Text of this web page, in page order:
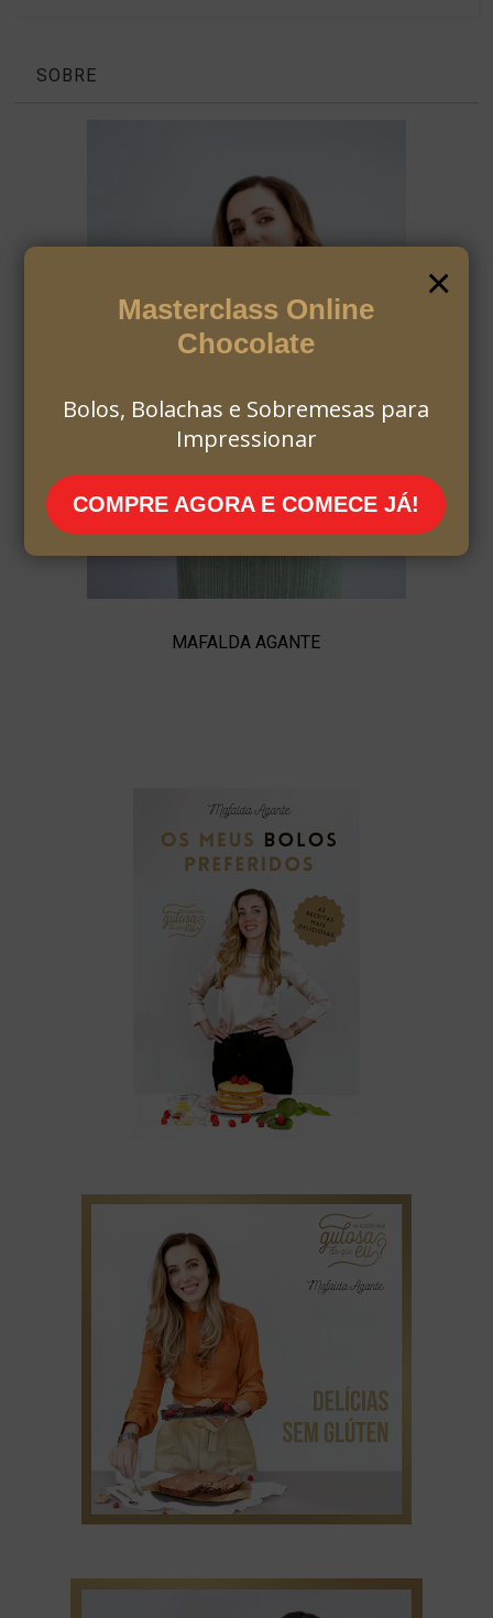
SOBRE
MAFALDA AGANTE
×
Masterclass Online
Chocolate
Bolos, Bolachas e Sobremesas para
Impressionar
COMPRE AGORA E COMECE JÁ!